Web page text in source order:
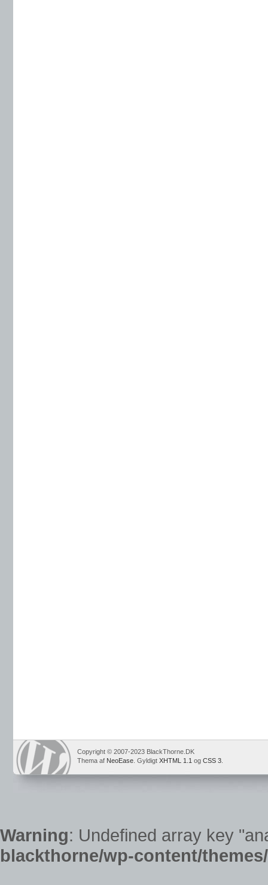
Copyright © 2007-2023 BlackThorne.DK
Thema af NeoEase . Gyldigt XHTML 1.1 og CSS 3
Warning: Undefined array key
blackthorne/wp-content/